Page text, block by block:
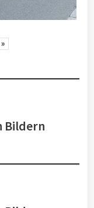
»
Bildern